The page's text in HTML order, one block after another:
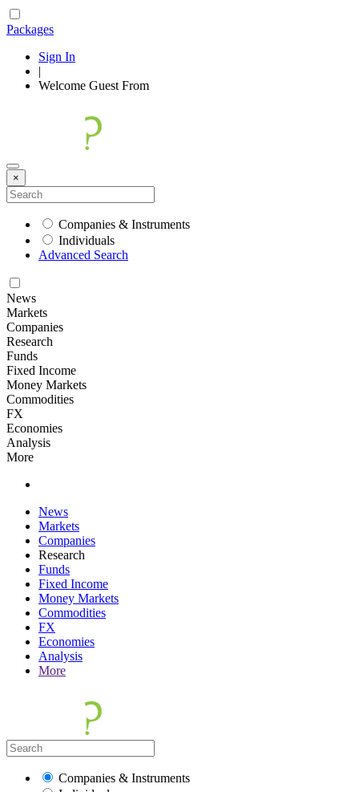
Packages
Sign In
|
Welcome Guest From
×
Companies & Instruments
Individuals
Advanced Search
News
Markets
Companies
Research
Funds
Fixed Income
Money Markets
Commodities
FX
Economies
Analysis
More
News
Markets
Companies
Research
Funds
Fixed Income
Money Markets
Commodities
FX
Economies
Analysis
More
Companies & Instruments